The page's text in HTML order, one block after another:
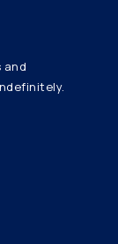
and